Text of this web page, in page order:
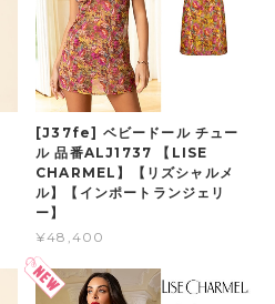
[J37fe] ベビードール チュー
ル 品番ALJ1737 【LISE
CHARMEL】【リズシャルメ
ル】【インポートランジェリ
ー】
¥48,400